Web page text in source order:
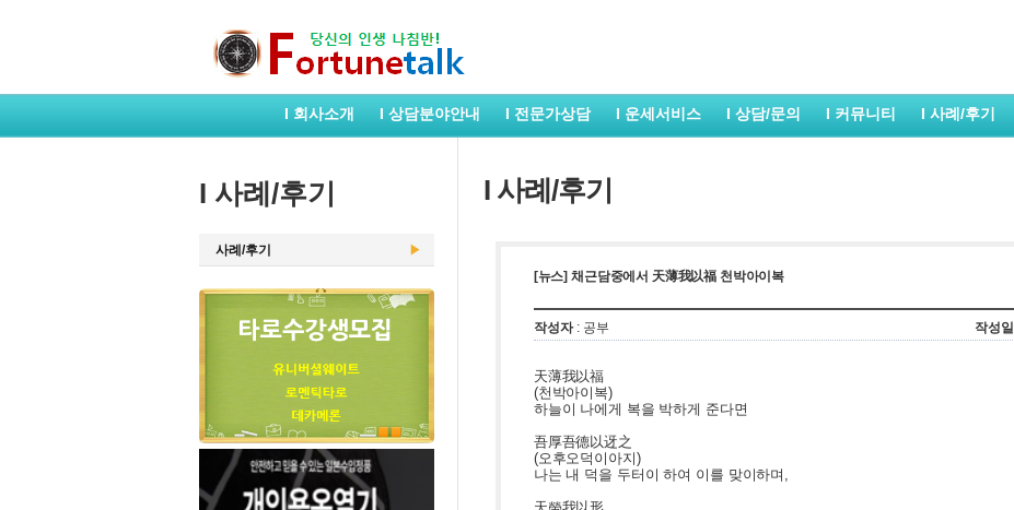
I 회사소개 I 상담분야안내 I 전문가상담 I 운세서비스 I 상담/문의 I 커뮤니티 I 사례/후기
I 사례/후기
사례/후기
I 사례/후기
[뉴스] 채근담중에서 天薄我以福 천박아이복
작성자: 공부 작성일
天薄我以福
(천박아이복)
하늘이 나에게 복을 박하게 준다면
吾厚吾德以迓之
(오후오덕이아지)
나는 내 덕을 두터이 하여 이를 맞이하며,